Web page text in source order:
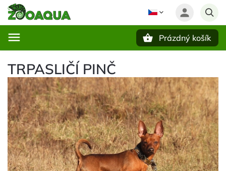
Prázdný košík
TRPASLIČÍ PINČ